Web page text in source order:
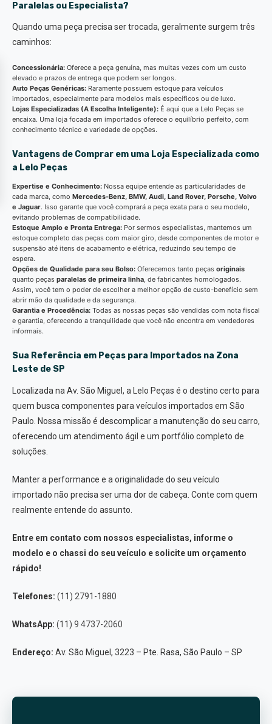
Paralelas ou Especialista?
Quando uma peça precisa ser trocada, geralmente surgem três
caminhos:
Concessionária: Oferece a peça genuína, mas muitas vezes com um custo
elevado e prazos de entrega que podem ser longos.
Auto Peças Genéricas: Raramente possuem estoque para veículos
importados, especialmente para modelos mais específicos ou de luxo.
Lojas Especializadas (A Escolha Inteligente): É aqui que a Lelo Peças se
encaixa. Uma loja focada em importados oferece o equilíbrio perfeito, com
conhecimento técnico e variedade de opções.
Vantagens de Comprar em uma Loja Especializada como
a Lelo Peças
Expertise e Conhecimento: Nossa equipe entende as particularidades de
cada marca, como Mercedes-Benz, BMW, Audi, Land Rover, Porsche, Volvo
e Jaguar. Isso garante que você comprará a peça exata para o seu modelo,
evitando problemas de compatibilidade.
Estoque Amplo e Pronta Entrega: Por sermos especialistas, mantemos um
estoque completo das peças com maior giro, desde componentes de motor e
suspensão até itens de acabamento e elétrica, reduzindo seu tempo de
espera.
Opções de Qualidade para seu Bolso: Oferecemos tanto peças originais
quanto peças paralelas de primeira linha, de fabricantes homologados.
Assim, você tem o poder de escolher a melhor opção de custo-benefício sem
abrir mão da qualidade e da segurança.
Garantia e Procedência: Todas as nossas peças são vendidas com nota fiscal
e garantia, oferecendo a tranquilidade que você não encontra em vendedores
informais.
Sua Referência em Peças para Importados na Zona
Leste de SP
Localizada na Av. São Miguel, a Lelo Peças é o destino certo para
quem busca componentes para veículos importados em São
Paulo. Nossa missão é descomplicar a manutenção do seu carro,
oferecendo um atendimento ágil e um portfólio completo de
soluções.
Manter a performance e a originalidade do seu veículo
importado não precisa ser uma dor de cabeça. Conte com quem
realmente entende do assunto.
Entre em contato com nossos especialistas, informe o
modelo e o chassi do seu veículo e solicite um orçamento
rápido!
Telefones: (11) 2791-1880
WhatsApp: (11) 9 4737-2060
Endereço: Av. São Miguel, 3223 – Pte. Rasa, São Paulo – SP